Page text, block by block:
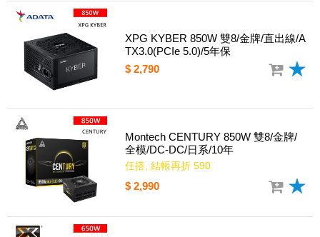
XPG KYBER 850W 雙8/金牌/直出線/A
TX3.0(PCIe 5.0)/5年保
$ 2,790
Montech CENTURY 850W 雙8/金牌/
全模/DC-DC/日系/10年
任搭, 結帳再折 590
$ 2,990